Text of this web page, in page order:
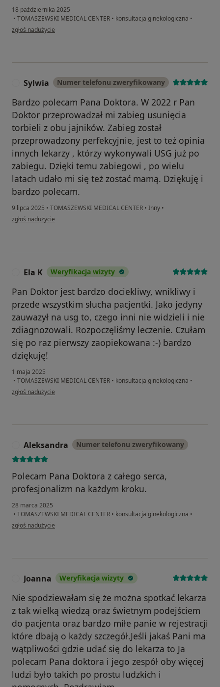
18 października 2025
• TOMASZEWSKI MEDICAL CENTER • konsultacja ginekologiczna •
w opinii użytkownika Gabriela
zgłoś nadużycie
Sylwia Numer telefonu zweryfikowany
Bardzo polecam Pana Doktora. W 2022 r Pan
Doktor przeprowadzał mi zabieg usunięcia
torbieli z obu jajników. Zabieg został
przeprowadzony perfekcyjnie, jest to też opinia
innych lekarzy , którzy wykonywali USG już po
zabiegu. Dzięki temu zabiegowi , po wielu
latach udało mi się też zostać mamą. Dziękuję i
bardzo polecam.
9 lipca 2025 • TOMASZEWSKI MEDICAL CENTER • Inny •
w opinii użytkownika Sylwia
zgłoś nadużycie
Ela K Weryfikacja wizyty
Pan Doktor jest bardzo dociekliwy, wnikliwy i
przede wszystkim słucha pacjentki. Jako jedyny
zauwazył na usg to, czego inni nie widzieli i nie
zdiagnozowali. Rozpoczęliśmy leczenie. Czułam
się po raz pierwszy zaopiekowana :-) bardzo
dziękuję!
1 maja 2025
• TOMASZEWSKI MEDICAL CENTER • konsultacja ginekologiczna •
w opinii użytkownika Ela K
zgłoś nadużycie
Aleksandra Numer telefonu zweryfikowany
Polecam Pana Doktora z całego serca,
profesjonalizm na każdym kroku.
28 marca 2025
• TOMASZEWSKI MEDICAL CENTER • konsultacja ginekologiczna •
w opinii użytkownika Aleksandra
zgłoś nadużycie
Joanna Weryfikacja wizyty
Nie spodziewałam się że można spotkać lekarza
z tak wielką wiedzą oraz świetnym podejściem
do pacjenta oraz bardzo miłe panie w rejestracji
które dbają o każdy szczegół.Jeśli jakaś Pani ma
wątpliwości gdzie udać się do lekarza to Ja
polecam Pana doktora i jego zespół oby więcej
ludzi było takich po prostu ludzkich i